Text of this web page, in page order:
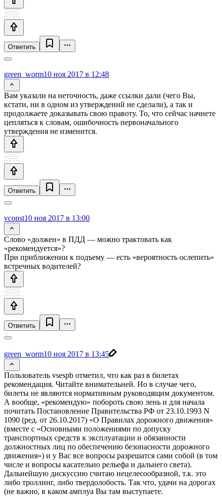
Ответить
green_worm10 ноя 2017 в 12:48
Вам указали на неточность, даже ссылки дали (чего Вы,
кстати, ни в одном из утверждений не сделали), а так и
продолжаете доказывать свою правоту. То, что сейчас начнете
цепляться к словам, ошибочность первоначального
утверждения не изменится.
Ответить
vconst10 ноя 2017 в 13:00
Слово «должен» в ПДД — можно трактовать как
«рекомендуется»?
При приближении к подъему — есть «вероятность ослепить»
встречных водителей?
Ответить
green_worm10 ноя 2017 в 13:45
Пользователь vsespb отметил, что как раз в билетах
рекомендация. Читайте внимательней. Но в случае чего,
билеты не являются нормативным руководящим документом.
А вообще, «рекомендую» побороть свою лень и для начала
почитать Постановление Правительства РФ от 23.10.1993 N
1090 (ред. от 26.10.2017) «О Правилах дорожного движения»
(вместе с «Основными положениями по допуску
транспортных средств к эксплуатации и обязанности
должностных лиц по обеспечению безопасности дорожного
движения») и у Вас все вопросы разрешатся сами собой (в том
числе и вопросы касательно рельефа и дальнего света).
Дальнейшую дискуссию считаю нецелесообразной, т.к. это
либо троллинг, либо твердолобость. Так что, удачи на дорогах
(не важно, в каком амплуа Вы там выступаете.